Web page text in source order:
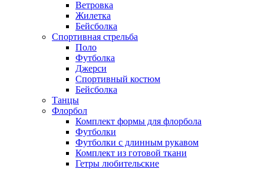
Ветровка
Жилетка
Бейсболка
Спортивная стрельба
Поло
Футболка
Джерси
Спортивный костюм
Бейсболка
Танцы
Флорбол
Комплект формы для флорбола
Футболки
Футболки с длинным рукавом
Комплект из готовой ткани
Гетры любительские